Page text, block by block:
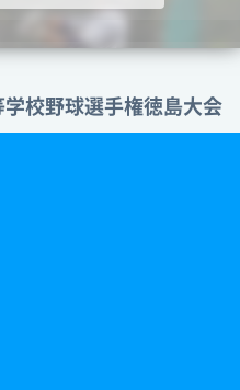
校野球選手権徳島大会